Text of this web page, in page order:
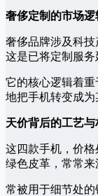
奢侈定制的市场逻
奢侈品牌涉及科
这是已将定制服务
它的核心逻辑着
地把手机转变成为
天价背后的工艺与
这四款手机，价
绿色皮革，常常来
常被用于细节处